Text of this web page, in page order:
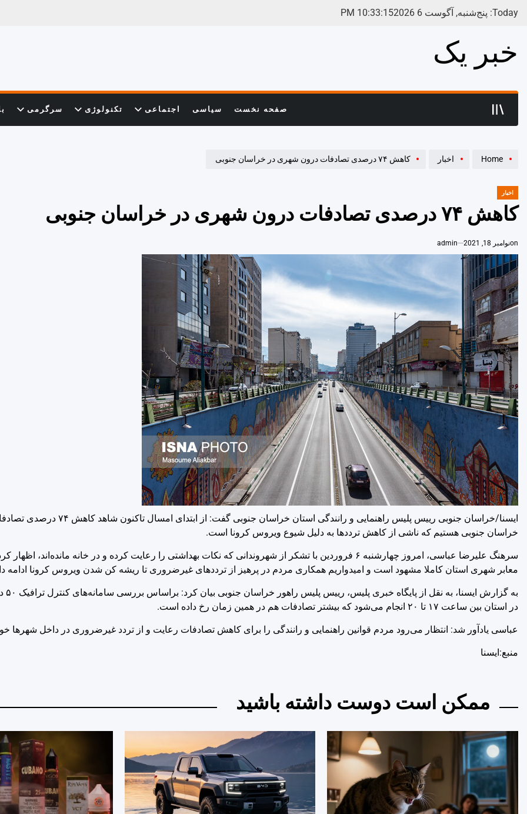
Today: پنج‌شنبه, آگوست 6 2026 10:33:16
PM
خبر یک
صفحه نخست سیاسی اجتماعی تکنولوژی سرگرمی
Home اخبار کاهش ۷۴ درصدی تصادفات درون شهری در خراسان جنوبی
POSTED
IN
اخبار
کاهش ۷۴ درصدی تصادفات درون شهری در خراسان جنوبی
onنوامبر 18, 2021 admin
ایسنا/خراسان جنوبی
رییس پلیس راهنمایی و رانندگی استان خراسان جنوبی
خراسان جنوبی هستیم که ناشی از کاهش ترددها به دلیل شیوع ویروس کرونا است.
سرهنگ علیرضا عباسی، امروز چهارشنبه ۶ فروردین با تشکر از شهروندانی که نکات بهداشتی را رعایت کرده و در خانه مانده‌اند،
معابر شهری استان کاملا مشهود است و امیدواریم همکاری مردم در پرهیز از ترددهای غیرضروری تا ریشه کن شدن ویروس کرونا ادامه
به
در استان بین ساعت ۱۷ تا ۲۰ انجام می‌شود که بیشتر تصادفات هم در همین زمان رخ داده است.
عباسی یادآور شد: انتظار می‌رود مردم قوانین راهنمایی و رانندگی را برای کاهش تصادفات رعایت و از تردد غیرضروری در داخل شهرها
منبع:ایسنا
ممکن است دوست داشته باشید